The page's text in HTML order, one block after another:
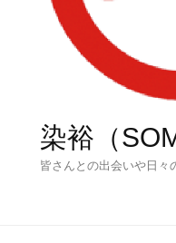
染裕（
皆さんとの出会いや日々